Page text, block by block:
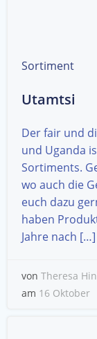
Sortiment
Utamtsi
Der fair und
und Uganda
Sortiments.
wo auch die
euch dazu
haben
Jahre nach […]
von Theresa
am 16 Oktober